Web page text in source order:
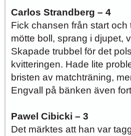
Carlos Strandberg – 4
Fick chansen från start
mötte boll, sprang i djupet,
Skapade trubbel för det
kvitteringen. Hade lite
bristen av matchträning,
Engvall på bänken även
Pawel Cibicki – 3
Det märktes att han var